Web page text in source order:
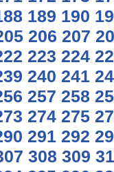
189 190
206 207
223 224
240 241
257 258
274 275
291 292
308 309